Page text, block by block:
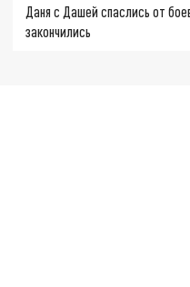
Даня с Дашей спаслись от
закончились